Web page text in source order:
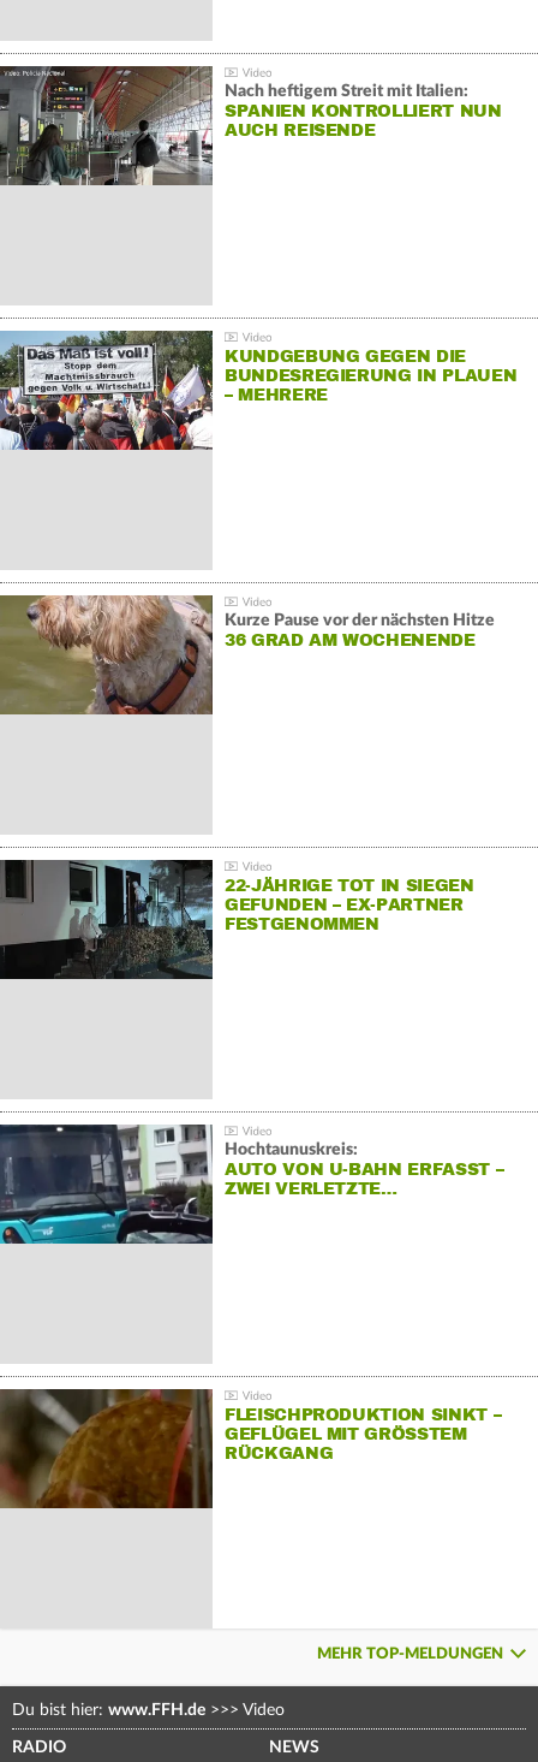
Nach heftigem Streit mit Italien:
SPANIEN KONTROLLIERT NUN
AUCH REISENDE
KUNDGEBUNG GEGEN DIE
BUNDESREGIERUNG IN PLAUEN
– MEHRERE
Kurze Pause vor der nächsten Hitze
36 GRAD AM WOCHENENDE
22-JÄHRIGE TOT IN SIEGEN
GEFUNDEN – EX-PARTNER
FESTGENOMMEN
Hochtaunuskreis:
AUTO VON U-BAHN ERFASST –
ZWEI VERLETZTE…
FLEISCHPRODUKTION SINKT –
GEFLÜGEL MIT GRÖSSTEM R
ÜCKGANG
MEHR TOP-MELDUNGEN
Du bist hier: www.FFH.de >>> Video
RADIO NEWS